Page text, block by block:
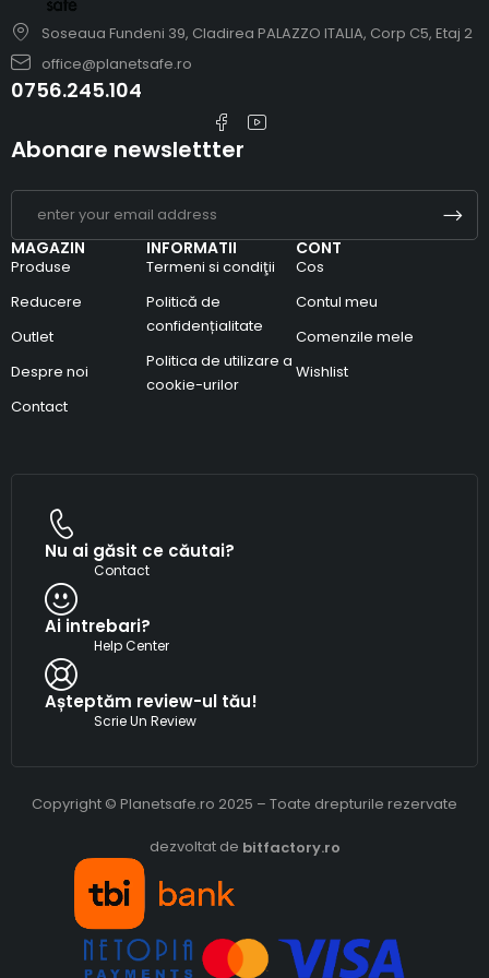
Soseaua Fundeni 39, Cladirea PALAZZO ITALIA, Corp C5, Etaj 2
office@planetsafe.ro
0756.245.104
MAGAZIN
Produse
Reducere
Outlet
Despre noi
Contact
INFORMATII
Termeni si condiţii
Politică de
confidențialitate
Politica de utilizare a
cookie-urilor
CONT
Cos
Contul meu
Comenzile mele
Wishlist
Abonare newslettter
Nu ai găsit ce căutai?
Contact
Ai intrebari?
Help Center
Așteptăm review-ul tău!
Scrie Un Review
Copyright © Planetsafe.ro 2025 – Toate drepturile rezervate
dezvoltat de bitfactory.ro